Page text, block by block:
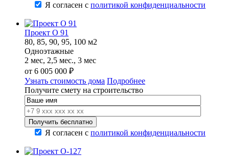
Я согласен с политикой конфиденциальности
Проект О 91
80, 85, 90, 95, 100 м2
Одноэтажные
2 мес, 2,5 мес., 3 мес
от 6 005 000 ₽
Узнать стоимость дома Подробнее
Получите смету на строительство
Я согласен с политикой конфиденциальности